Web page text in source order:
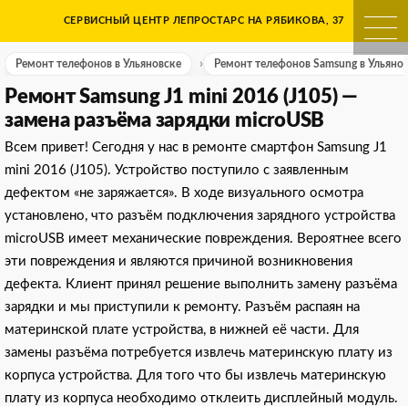
content
Ремонт телефонов в
СЕРВИСНЫЙ ЦЕНТР ЛЕПРОСТАРС НА РЯБИКОВА, 37
Ремонт телефонов в Ульяновске Ремонт телефонов Samsung в
Ремонт Samsung J1 mini 2016 (J105) —
замена разъёма зарядки microUSB
Всем привет! Сегодня у нас в ремонте смартфон Samsung J1
mini 2016 (J105). Устройство поступило с заявленным
дефектом «не заряжается». В ходе визуального осмотра
установлено, что разъём подключения зарядного устройства
microUSB имеет механические повреждения. Вероятнее всего
эти повреждения и являются причиной возникновения
дефекта. Клиент принял решение выполнить замену разъёма
зарядки и мы приступили к ремонту. Разъём распаян на
материнской плате устройства, в нижней её части. Для
замены разъёма потребуется извлечь материнскую плату из
корпуса устройства. Для того что бы извлечь материнскую
плату из корпуса необходимо отклеить дисплейный модуль.